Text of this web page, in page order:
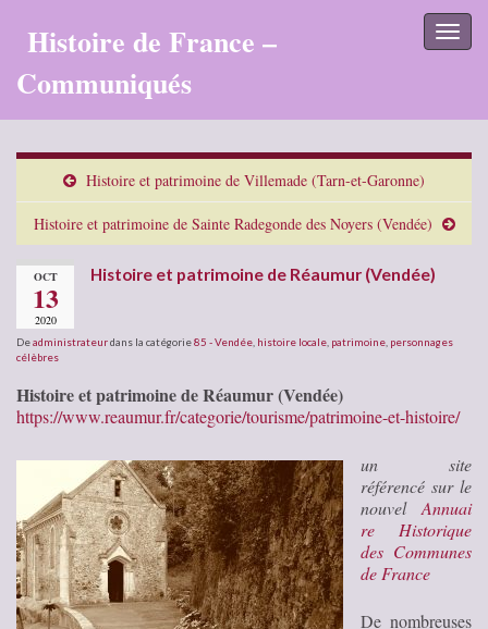
Histoire de France –
Communiqués
Histoire et patrimoine de Villemade (Tarn-et-Garonne)
Histoire et patrimoine de Sainte Radegonde des Noyers (Vendée)
OCT
13
2020
Histoire et patrimoine de Réaumur (Vendée)
Deadministrateurdans la catégorie85 - Vendée histoire locale patrimoine personnages
célèbres
Histoire et patrimoine de Réaumur (Vendée)
https://www.reaumur.fr/categorie/tourisme/patrimoine-et-histoire/
un site
référencé sur le
nouvel Annuai
re Historique
des Communes
de France
De nombreuses